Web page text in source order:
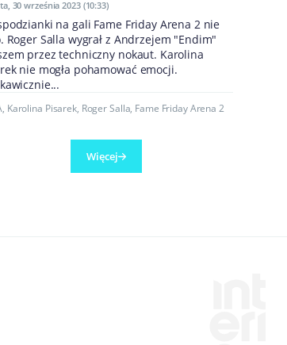
30 września 2023 (10:33)
na gali Fame Friday Arena 2 nie
Roger Salla wygrał z Andrzejem "Endim"
przez techniczny nokaut. Karolina
nie mogła pohamować emocji.
, Karolina Pisarek, Roger Salla, Fame Friday Arena 2
Więcej